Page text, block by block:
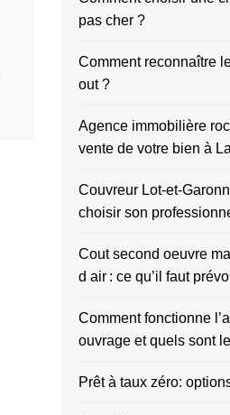
pas cher ?
Comment reconnaître
out ?
Agence immobilière
vente de votre bien à
Couvreur Lot-et-
choisir son
Cout second oeuvre
d air : ce qu’il faut
Comment fonctionne
ouvrage et quels sont
Prêt à taux zéro: